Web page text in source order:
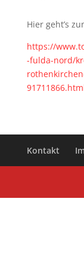
Hier geht’s
https://
-fulda-nord/
Kontakt